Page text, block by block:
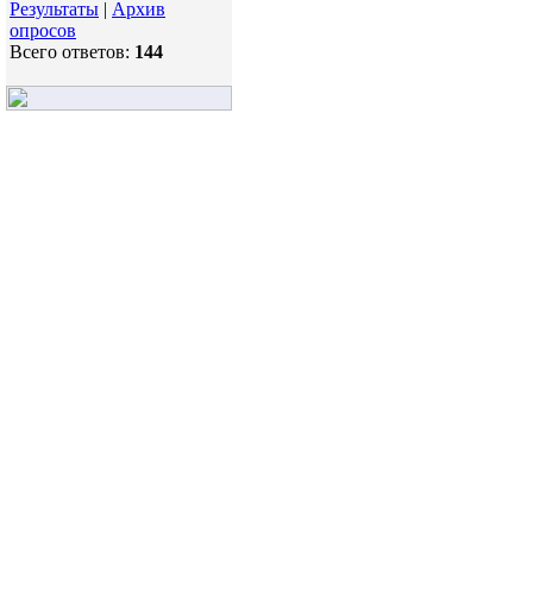
Результаты | Архив
опросов
Всего ответов: 144